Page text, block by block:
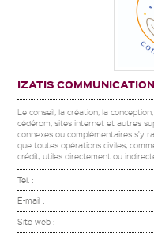
IZATIS COMMUNICATION
Le conseil, la création, la
cédérom, sites internet et autres
connexes ou complémentaires s'y
que toutes opérations civiles,
crédit, utiles directement ou
Tel. :
E-mail :
Site web :